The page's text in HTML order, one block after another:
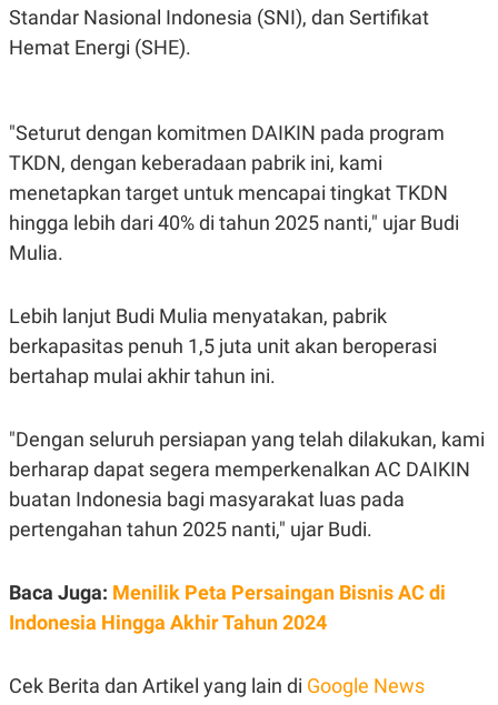
E
M
Y
S
E
.
L
A
N
G
G
N
A
N
T
K
I
N
E
R
A
E
M
E
E
P
R
A
E
R
T
S
I
N
K
G
M
A
Standar Nasional Indonesia (SNI), dan Sertifikat
Hemat Energi (SHE).
"Seturut dengan komitmen DAIKIN pada program
TKDN, dengan keberadaan pabrik ini, kami
menetapkan target untuk mencapai tingkat TKDN
hingga lebih dari 40% di tahun 2025 nanti," ujar Budi
Mulia.
Lebih lanjut Budi Mulia menyatakan, pabrik
berkapasitas penuh 1,5 juta unit akan beroperasi
bertahap mulai akhir tahun ini.
"Dengan seluruh persiapan yang telah dilakukan, kami
berharap dapat segera memperkenalkan AC DAIKIN
buatan Indonesia bagi masyarakat luas pada
pertengahan tahun 2025 nanti," ujar Budi.
Baca Juga: Menilik Peta Persaingan Bisnis AC di
Indonesia Hingga Akhir Tahun 2024
Cek Berita dan Artikel yang lain di Google News